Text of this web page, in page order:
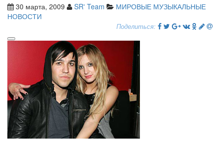
30 марта, 2009 SR' Team
МИРОВЫЕ МУЗЫКАЛЬНЫЕ
НОВОСТИ
Поделиться: